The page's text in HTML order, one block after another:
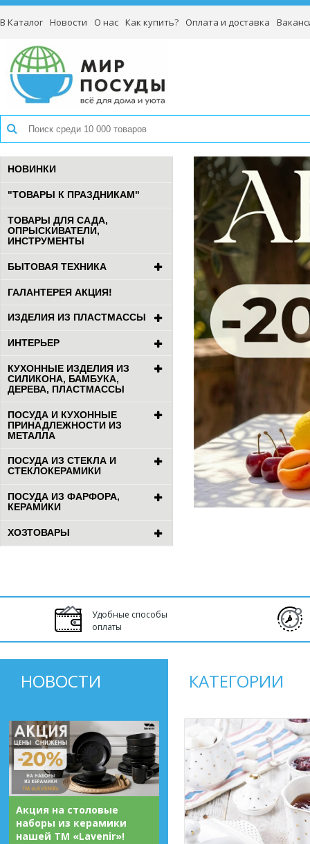
В Каталог Новости О нас Как купить? Оплата и доставка
НОВИНКИ
"ТОВАРЫ К ПРАЗДНИКАМ"
ТОВАРЫ ДЛЯ САДА,
ОПРЫСКИВАТЕЛИ,
ИНСТРУМЕНТЫ
БЫТОВАЯ ТЕХНИКА
ГАЛАНТЕРЕЯ АКЦИЯ!
ИЗДЕЛИЯ ИЗ ПЛАСТМАССЫ
ИНТЕРЬЕР
КУХОННЫЕ ИЗДЕЛИЯ ИЗ
СИЛИКОНА, БАМБУКА,
ДЕРЕВА, ПЛАСТМАССЫ
ПОСУДА И КУХОННЫЕ
ПРИНАДЛЕЖНОСТИ ИЗ
МЕТАЛЛА
ПОСУДА ИЗ СТЕКЛА И
СТЕКЛОКЕРАМИКИ
ПОСУДА ИЗ ФАРФОРА,
КЕРАМИКИ
ХОЗТОВАРЫ
Удобные способы
оплаты
НОВОСТИ
Акция на столовые
наборы из керамики
нашей ТМ «Lavenir»!
КАТЕГОРИИ